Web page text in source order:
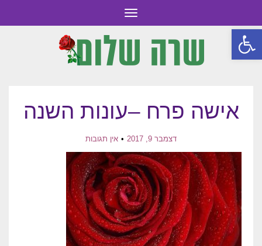
פתח סרגל נגישות
תפריט
אישה פרח –עונות השנה
דצמבר 9, 2017 אין תגובות